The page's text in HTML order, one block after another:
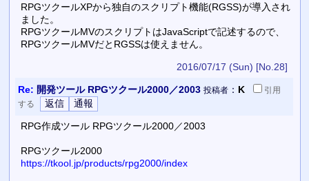
RPGツクールXPから独自のスクリプト機能(RGSS)が導入され
ました。
RPGツクールMVのスクリプトはJavaScriptで記述するので、
RPGツクールMVだとRGSSは使えません。
2016/07/17 (Sun) [No.28]
Re: 開発ツール RPGツクール2000／2003 投稿者： K
引用
する
RPG作成ツール RPGツクール2000／2003
RPGツクール2000
https://tkool.jp/products/rpg2000/index